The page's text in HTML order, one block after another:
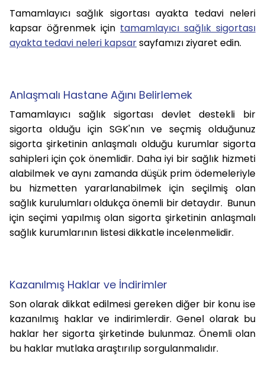
Tamamlayıcı sağlık sigortası ayakta tedavi neleri
kapsar öğrenmek için tamamlayıcı sağlık sigortası
ayakta tedavi neleri kapsarsayfamızı ziyaret edin.
Anlaşmalı Hastane Ağını Belirlemek
Tamamlayıcı sağlık sigortası devlet destekli bir
sigorta olduğu için SGK'nın ve seçmiş olduğunuz
sigorta şirketinin anlaşmalı olduğu kurumlar sigorta
sahipleri için çok önemlidir. Daha iyi bir sağlık hizmeti
alabilmek ve aynı zamanda düşük prim ödemeleriyle
bu hizmetten yararlanabilmek için seçilmiş olan
sağlık kurulumları oldukça önemli bir detaydır. Bunun
için seçimi yapılmış olan sigorta şirketinin anlaşmalı
sağlık kurumlarının listesi dikkatle incelenmelidir.
Kazanılmış Haklar ve İndirimler
Son olarak dikkat edilmesi gereken diğer bir konu ise
kazanılmış haklar ve indirimlerdir. Genel olarak bu
haklar her sigorta şirketinde bulunmaz. Önemli olan
bu haklar mutlaka araştırılıp sorgulanmalıdır.